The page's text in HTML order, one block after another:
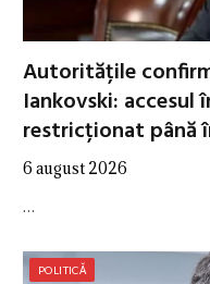
Autoritățile
Iankovski: accesul
restricționat până
6 august 2026
…
POLITICĂ